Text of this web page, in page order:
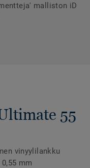
malliston iD
55
vinyylilankku
mm